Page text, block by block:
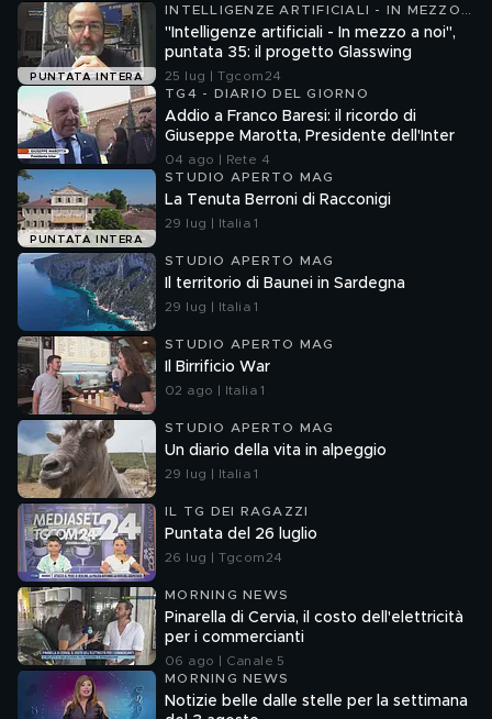
PUNTATA INTERA
INTELLIGENZE ARTIFICIALI - IN MEZZO
A NOI
"Intelligenze artificiali - In mezzo a noi",
puntata 35: il progetto Glasswing
25 lug | Tgcom24
TG4 - DIARIO DEL GIORNO
Addio a Franco Baresi: il ricordo di
Giuseppe Marotta, Presidente dell'Inter
04 ago | Rete 4
PUNTATA INTERA
STUDIO APERTO MAG
La Tenuta Berroni di Racconigi
29 lug | Italia 1
STUDIO APERTO MAG
Il territorio di Baunei in Sardegna
29 lug | Italia 1
STUDIO APERTO MAG
Il Birrificio War
02 ago | Italia 1
STUDIO APERTO MAG
Un diario della vita in alpeggio
29 lug | Italia 1
IL TG DEI RAGAZZI
Puntata del 26 luglio
26 lug | Tgcom24
MORNING NEWS
Pinarella di Cervia, il costo dell'elettricità
per i commercianti
06 ago | Canale 5
MORNING NEWS
Notizie belle dalle stelle per la settimana